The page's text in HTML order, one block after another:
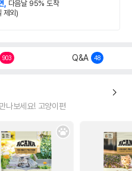
, 다음날 95% 도착
제외)
903 Q&A 48
나보세요! 고양이편